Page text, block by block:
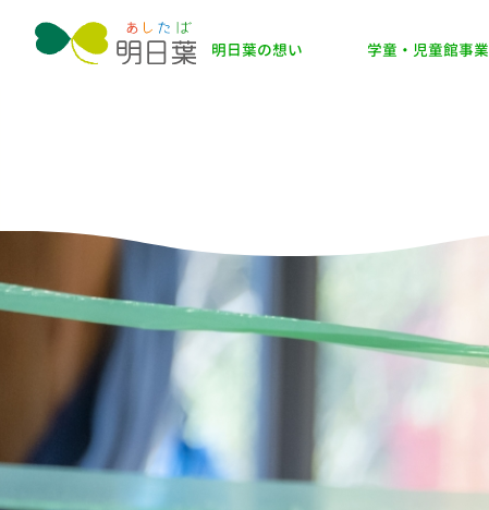
明日葉の想い 学童・児童館事業